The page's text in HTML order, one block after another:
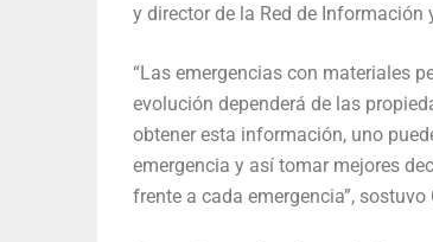
y director de la Red de Información
“Las emergencias con materiales
evolución dependerá de las
obtener esta información, uno
emergencia y así tomar mejores
frente a cada emergencia”, sostuvo